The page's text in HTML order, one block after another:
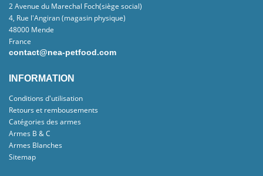
2 Avenue du Marechal Foch(siège social)
4, Rue l'Angiran (magasin physique)
48000 Mende
France
contact@nea-petfood.com
INFORMATION
Conditions d'utilisation
Retours et rembousements
Catégories des armes
Armes B & C
Armes Blanches
Sitemap